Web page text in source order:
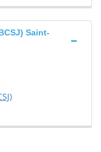
Saint-